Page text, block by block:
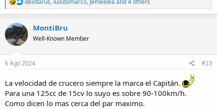
e
a
c
t
i
n
s
MontiBru
Well-Known Member
6 Ago 2024 #23
La velocidad de crucero siempre la marca el Capitán.
Para una 125cc de 15cv lo suyo es sobre 90-100km/h.
Como dicen lo mas cerca del par maximo.